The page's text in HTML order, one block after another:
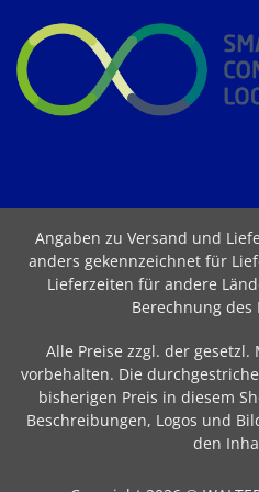
Angaben zu Versand und
anders gekennzeichnet für
Lieferzeiten für andere
Berechnung
Alle Preise zzgl. der
vorbehalten. Die
bisherigen Preis in diesem
Beschreibungen, Logos und
den